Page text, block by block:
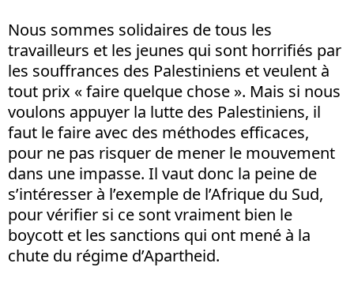
Nous sommes solidaires de tous les
travailleurs et les jeunes qui sont horrifiés par
les souffrances des Palestiniens et veulent à
tout prix « faire quelque chose ». Mais si nous
voulons appuyer la lutte des Palestiniens, il
faut le faire avec des méthodes efficaces,
pour ne pas risquer de mener le mouvement
dans une impasse. Il vaut donc la peine de
s’intéresser à l’exemple de l’Afrique du Sud,
pour vérifier si ce sont vraiment bien le
boycott et les sanctions qui ont mené à la
chute du régime d’Apartheid.